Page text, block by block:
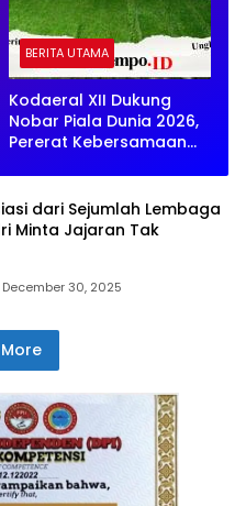
BERITA UTAMA
Kodaeral XII Dukung
Nobar Piala Dunia 2026,
Pererat Kebersamaan
dari Sejumlah Lembaga
Minta Jajaran Tak
December 30, 2025